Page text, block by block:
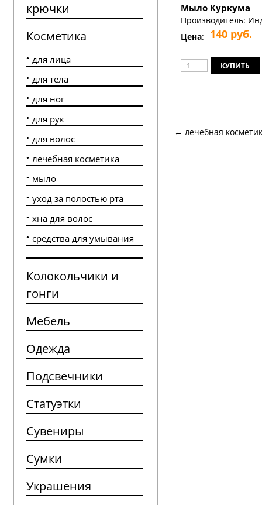
крючки
Косметика
для лица
для тела
для ног
для рук
для волос
лечебная косметика
мыло
уход за полостью рта
хна для волос
средства для умывания
Колокольчики и
гонги
Мебель
Одежда
Подсвечники
Статуэтки
Сувениры
Сумки
Украшения
Мыло Куркума
Производитель:
Цена: 140 руб.
← лечебная